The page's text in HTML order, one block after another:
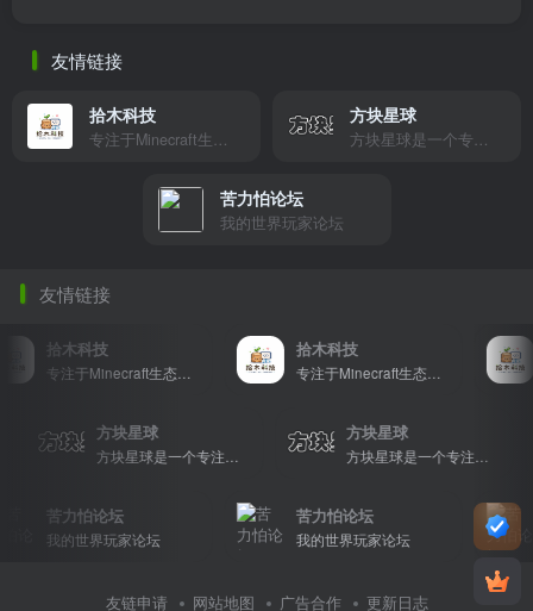
友情链接
拾木科技
专注于Minecraft生态建设
方块星球
方块星球是一个专注于我的世界的中文论坛，提供丰富的资源分享、玩家交流和创意展示，包括地图、皮肤、数据包等内容，打造Minecraft玩家的专属社区乐园！
苦力怕论坛
我的世界玩家论坛
友情链接
拾木科技
专注于Minecraft生态建设
拾木科技
专注于Minecraft生态建设
方块星球 方块星球
苦力怕论坛
我的世界玩家论坛
苦力怕论坛
我的世界玩家论坛
友链申请 网站地图 广告合作 更新日志